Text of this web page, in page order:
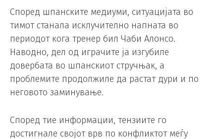
Според шпанските медиуми, ситуацијата во
тимот станала исклучително напната во
периодот кога тренер бил Чаби Алонсо.
Наводно, дел од играчите ја изгубиле
довербата во шпанскиот стручњак, а
проблемите продолжиле да растат дури и по
неговото заминување.
Според тие информации, тензиите го
достигнале својот врв по конфликтот меѓу